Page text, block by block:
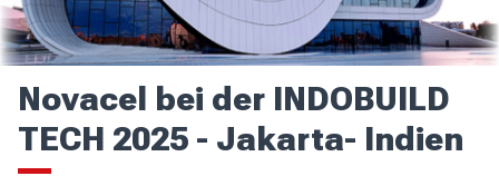
Novacel bei der INDOBUILD
TECH 2025 - Jakarta- Indien